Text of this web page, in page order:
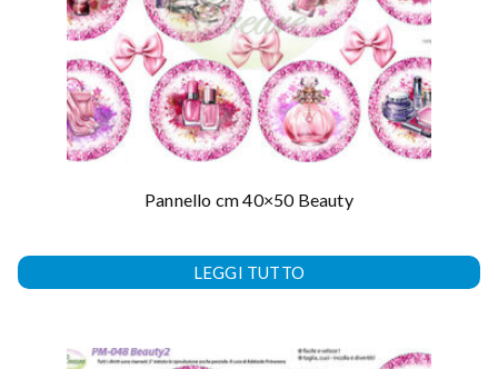
Pannello cm 40×50 Beauty
LEGGI TUTTO